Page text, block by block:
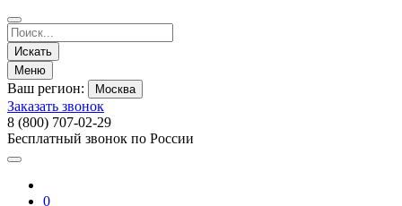
Искать
Меню
Ваш регион: Москва
Заказать звонок
8 (800) 707-02-29
Бесплатный звонок по России
0